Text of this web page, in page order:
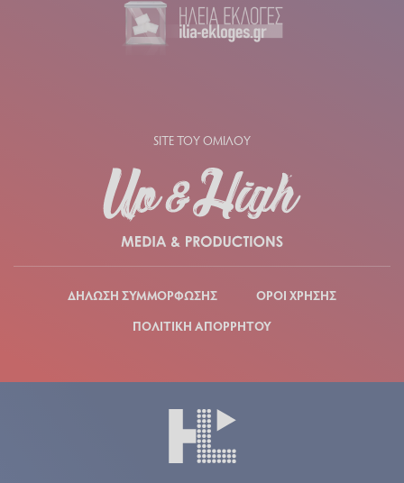
SITE ΤΟΥ ΟΜΙΛΟΥ
ΔΗΛΩΣΗ ΣΥΜΜΟΡΦΩΣΗΣ
ΟΡΟΙ ΧΡΗΣΗΣ
ΠΟΛΙΤΙΚΗ ΑΠΟΡΡΗΤΟΥ